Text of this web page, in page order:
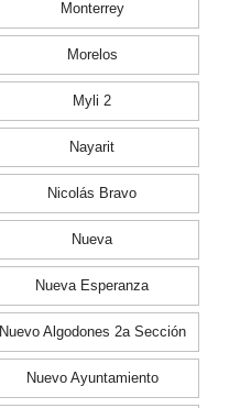
Monterrey
Morelos
Myli 2
Nayarit
Nicolás Bravo
Nueva
Nueva Esperanza
Nuevo Algodones 2a Sección
Nuevo Ayuntamiento